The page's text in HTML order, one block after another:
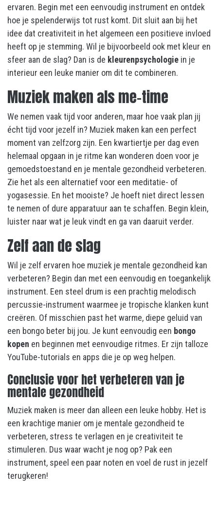
ervaren. Begin met een eenvoudig instrument en ontdek
hoe je spelenderwijs tot rust komt. Dit sluit aan bij het
idee dat creativiteit in het algemeen een positieve invloed
heeft op je stemming. Wil je bijvoorbeeld ook met kleur en
sfeer aan de slag? Dan is de kleurenpsychologie in je
interieur een leuke manier om dit te combineren.
Muziek maken als me-time
We nemen vaak tijd voor anderen, maar hoe vaak plan jij
écht tijd voor jezelf in? Muziek maken kan een perfect
moment van zelfzorg zijn. Een kwartiertje per dag even
helemaal opgaan in je ritme kan wonderen doen voor je
gemoedstoestand en je mentale gezondheid verbeteren.
Zie het als een alternatief voor een meditatie- of
yogasessie. En het mooiste? Je hoeft niet direct lessen
te nemen of dure apparatuur aan te schaffen. Begin klein,
luister naar wat je leuk vindt en ga van daaruit verder.
Zelf aan de slag
Wil je zelf ervaren hoe muziek je mentale gezondheid kan
verbeteren? Begin dan met een eenvoudig en toegankelijk
instrument. Een steel drum is een prachtig melodisch
percussie-instrument waarmee je tropische klanken kunt
creëren. Of misschien past het warme, diepe geluid van
een bongo beter bij jou. Je kunt eenvoudig een bongo
kopen en beginnen met eenvoudige ritmes. Er zijn talloze
YouTube-tutorials en apps die je op weg helpen.
Conclusie voor het verbeteren van je
mentale gezondheid
Muziek maken is meer dan alleen een leuke hobby. Het is
een krachtige manier om je mentale gezondheid te
verbeteren, stress te verlagen en je creativiteit te
stimuleren. Dus waar wacht je nog op? Pak een
instrument, speel een paar noten en voel de rust in jezelf
terugkeren!